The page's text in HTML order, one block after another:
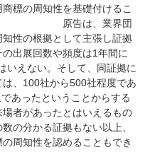
標の周知性を基礎付けるこ
告は、業界団
性の根拠として主張し証拠
出展回数や頻度は1年間に
いえない。そして、同証拠に
、100社から500社程度であ
あったということからする
者があったとはいえるもの
の分かる証拠もない以上、
周知性を認めることもでき